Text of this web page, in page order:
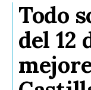
Todo
del 12